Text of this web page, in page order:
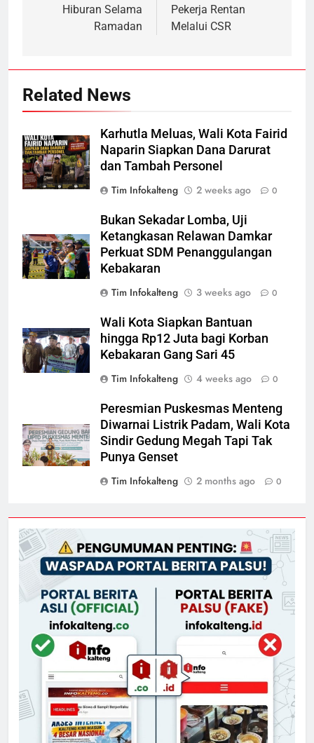
Hiburan Selama
Ramadan
Pekerja Rentan
Melalui CSR
Related News
Karhutla Meluas, Wali Kota Fairid
Naparin Siapkan Dana Darurat
dan Tambah Personel
Tim Infokalteng
2 weeks ago 0
Bukan Sekadar Lomba, Uji
Ketangkasan Relawan Damkar
Perkuat SDM Penanggulangan
Kebakaran
Tim Infokalteng
3 weeks ago 0
Wali Kota Siapkan Bantuan
hingga Rp12 Juta bagi Korban
Kebakaran Gang Sari 45
Tim Infokalteng
4 weeks ago 0
Peresmian Puskesmas Menteng
Diwarnai Listrik Padam, Wali Kota
Sindir Gedung Megah Tapi Tak
Punya Genset
Tim Infokalteng
2 months ago 0